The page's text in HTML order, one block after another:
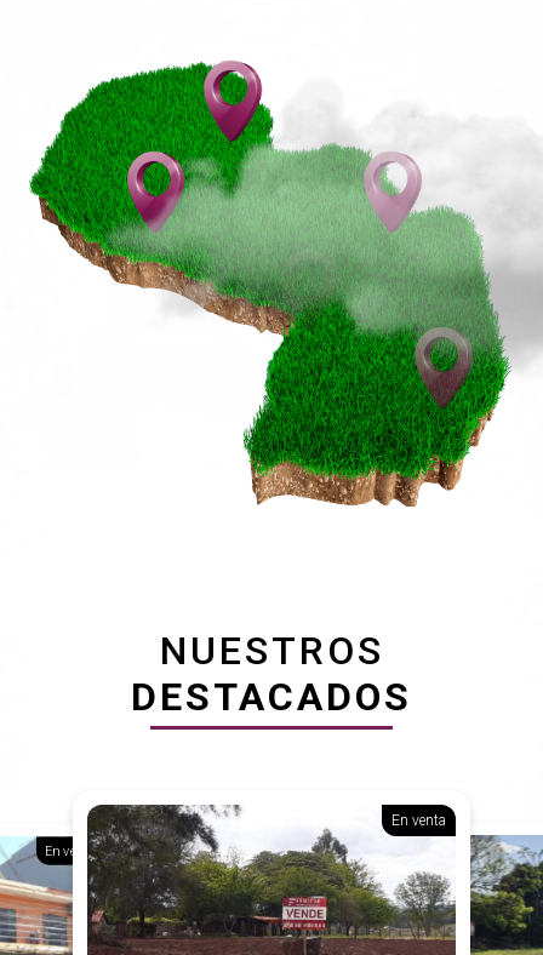
NUESTROS
DESTACADOS
En venta
En venta